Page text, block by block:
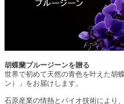
胡蝶蘭ブルージーンを贈る
世界で初めて天然の青色を叶えた胡
ン）」をお届けします。
石原産業の情熱とバイオ技術により